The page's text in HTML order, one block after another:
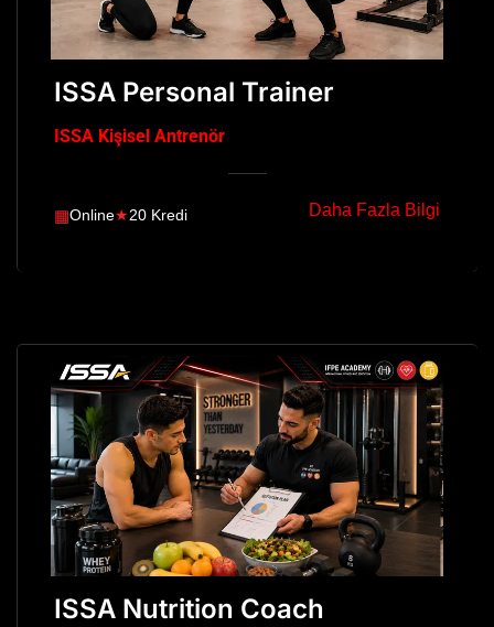
ISSA Personal Trainer
ISSA Kişisel Antrenör
▦Online★20 Kredi Daha Fazla Bilgi
ISSA Nutrition Coach